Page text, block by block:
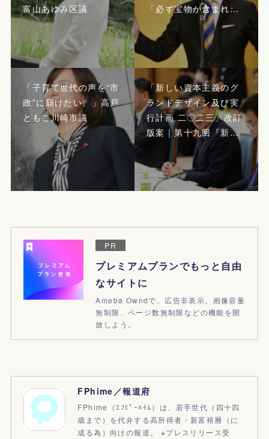
富山あゆみ区議
「必ず宝物が含まれ…
「子育て世代の声を“市
政”に届けたい。」高戸
ともこ川崎市議
「新しい資本主義のグ
ランドデザイン及び実
行計画 二〇二三」改訂
版案｜第十九回『新…
PR
プレミアムプランでもっと自由
なサイトに
Ameba Owndで、広告非表示、画像容量
無制限、ページ数無制限などの機能を開
放しよう。
FPhime／報道府
FPhime（ｴﾌﾋﾟｰﾊｲﾑ）は、若手世代（四十四
歳まで）を代弁する高所得者・新富裕層（に
成る為）向けの報道。 ※プレスリリース受